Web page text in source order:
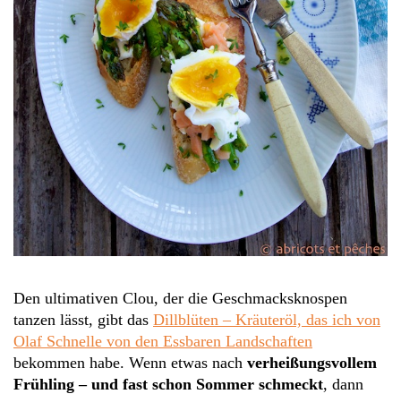
Den ultimativen Clou, der die Geschmacksknospen
tanzen lässt, gibt das Dillblüten – Kräuteröl, das ich von
Olaf Schnelle von den Essbaren Landschaften
bekommen habe. Wenn etwas nach verheißungsvollem
Frühling – und fast schon Sommer schmeckt, dann